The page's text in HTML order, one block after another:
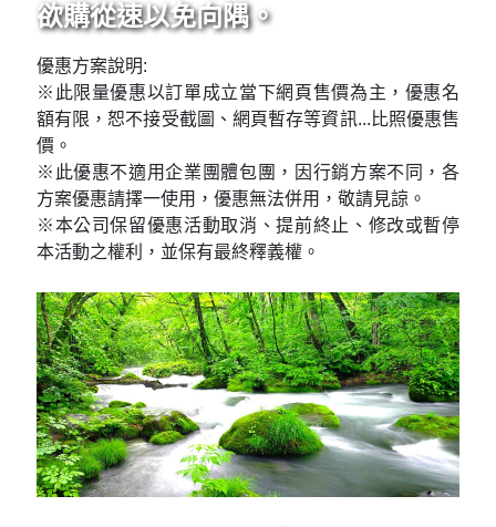
欲購從速以免向隅。
優惠方案說明:
※此限量優惠以訂單成立當下網頁售價為主，優惠名
額有限，恕不接受截圖、網頁暫存等資訊...比照優惠售
價。
※此優惠不適用企業團體包團，因行銷方案不同，各
方案優惠請擇一使用，優惠無法併用，敬請見諒。
※本公司保留優惠活動取消、提前終止、修改或暫停
本活動之權利，並保有最終釋義權。